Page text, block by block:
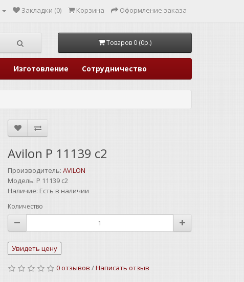
Закладки (0) Корзина Оформление заказа
Товаров 0 (0р.)
Изготовление Сотрудничество
Avilon P 11139 с2
Производитель: AVILON
Модель: P 11139 с2
Наличие: Есть в наличии
Количество
0 отзывов /Написать отзыв